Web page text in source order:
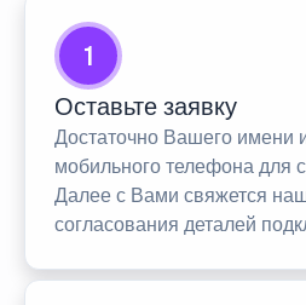
1
Оставьте заявку
Достаточно Вашего имени
мобильного телефона для
Далее с Вами свяжется
согласования деталей